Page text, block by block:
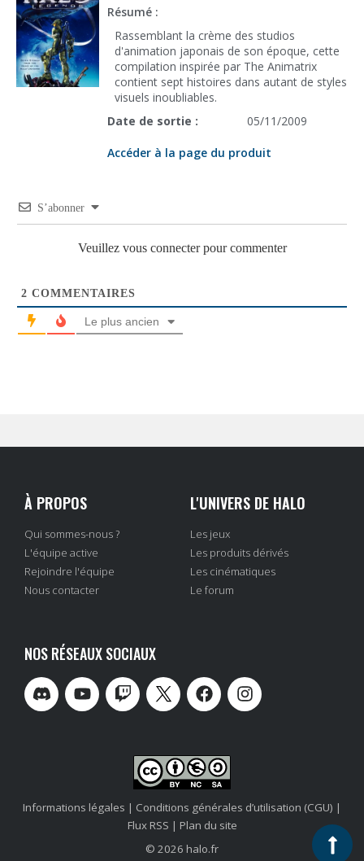
Résumé :
Rassemblant la crème des studios
d'animation japonais de son époque, cette
compilation inspirée par The Animatrix
contient sept histoires dans autant de styles
visuels inoubliables.
Date de sortie :
05/11/2009
Accéder à la page du produit
S’abonner
Veuillez vous connecter pour commenter
2 COMMENTAIRES
Le plus ancien
À PROPOS
Qui sommes-nous ?
L'équipe active
Rejoindre l'équipe
Nous contacter
L'UNIVERS DE HALO
Les jeux
Les produits dérivés
Les cinématiques
Le forum
NOS RÉSEAUX SOCIAUX
Informations légales | Conditions générales d’utilisation (CGU) |
Flux RSS | Plan du site
© 2026 halo.fr